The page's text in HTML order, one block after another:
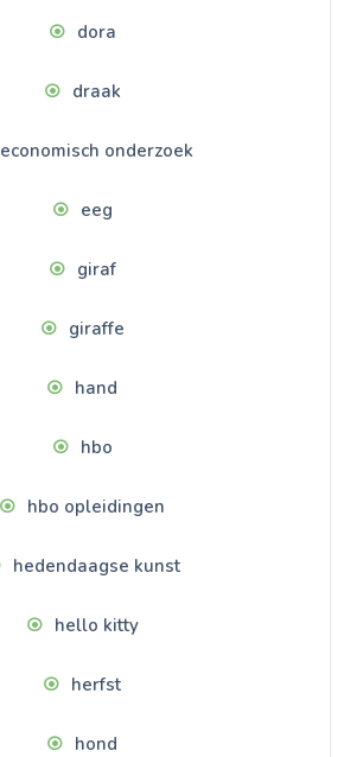
dora
draak
economisch onderzoek
eeg
giraf
giraffe
hand
hbo
hbo opleidingen
hedendaagse kunst
hello kitty
herfst
hond